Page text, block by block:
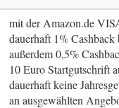
mit der Amazon.de
dauerhaft 1%
außerdem 0,5%
10 Euro Startgutschrift
dauerhaft keine
an ausgewählten